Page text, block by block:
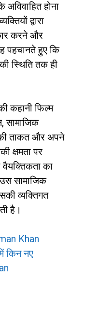
होना
द्वारा
करने और
पहचानते हुए कि
स्थिति तक ही
की कहानी फिल्म
,सामाजिक
ताकत और अपने
क्षमता पर
का
सामाजिक
व्यक्तिगत
है।
Khan
किन नए